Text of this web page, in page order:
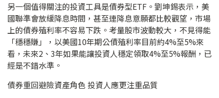
另一個值得關注的投資工具是債券型ETF。劉坤錫表示，美
國聯準會放緩降息時間，甚至連降息意願都比較觀望，市場
上的債券殖利率不容易下跌。考量股市波動較大，不見得能
「穩穩賺」，以美國10年期公債殖利率目前約4%至5%來
看，未來2、3年如果能讓投資人穩定領取4%至5%報酬，已
經是不錯水準。
債券重回避險資產角色 投資人應更注重品質